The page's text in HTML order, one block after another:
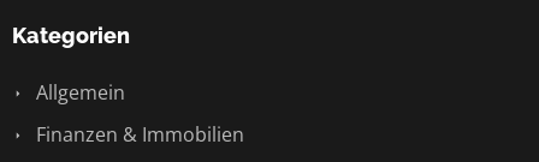
Kategorien
Allgemein
Finanzen & Immobilien